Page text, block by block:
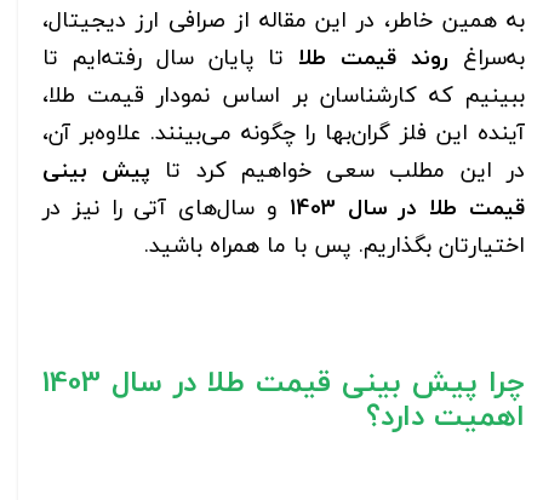
به همین خاطر، در این مقاله از صرافی ارز دیجیتال،
به‌سراغ روند قیمت طلا تا پایان سال رفته‌ایم تا
ببینیم که کارشناسان بر اساس نمودار قیمت طلا،
آینده این فلز گران‌بها را چگونه می‌بینند. علاوه‌بر آن،
در این مطلب سعی خواهیم کرد تا پیش بینی
قیمت طلا در سال 1403
و سال‌های آتی را نیز در
اختیارتان بگذاریم. پس با ما همراه باشید.
چرا پیش بینی قیمت طلا در سال 1403
اهمیت دارد؟